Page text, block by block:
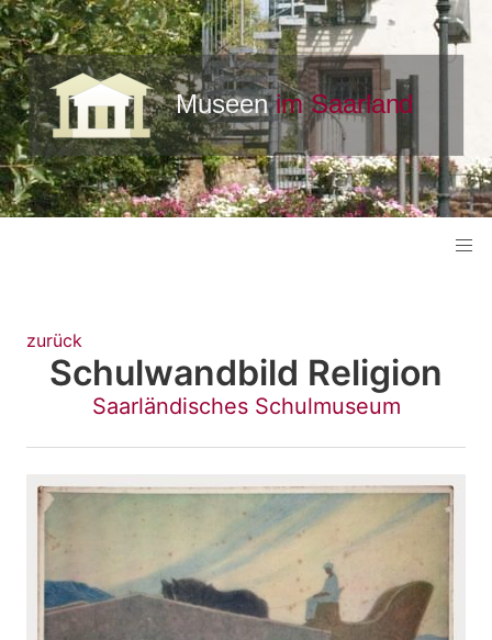
zurück
Schulwandbild Religion
Saarländisches Schulmuseum